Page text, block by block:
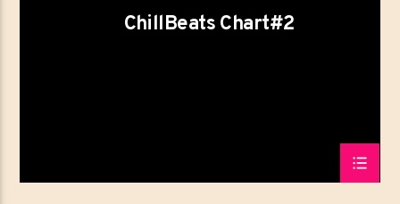
ChillBeats Chart#2